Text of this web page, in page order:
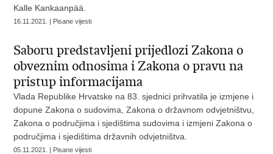
Kalle Kankaanpää.
16.11.2021. | Pisane vijesti
Saboru predstavljeni prijedlozi Zakona o
obveznim odnosima i Zakona o pravu na
pristup informacijama
Vlada Republike Hrvatske na 83. sjednici prihvatila je izmjene i
dopune Zakona o sudovima, Zakona o državnom odvjetništvu,
Zakona o područjima i sjedištima sudovima i izmjeni Zakona o
područjima i sjedištima državnih odvjetništva.
05.11.2021. | Pisane vijesti